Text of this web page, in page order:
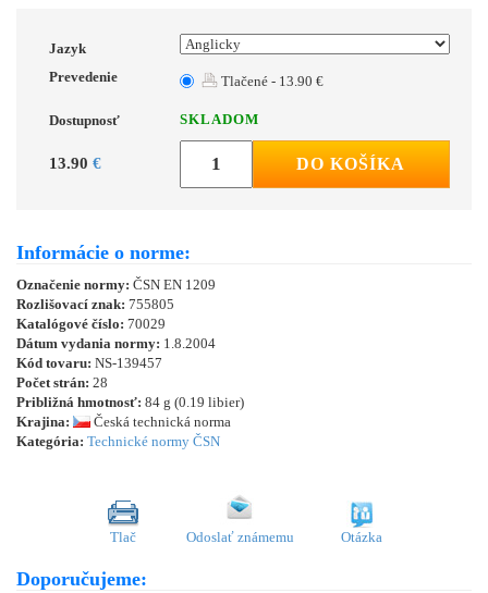
Jazyk
Prevedenie
Tlačené - 13.90 €
Dostupnosť SKLADOM
13.90 € DO KOŠÍKA
Informácie o norme:
Označenie normy: ČSN EN 1209
Rozlišovací znak: 755805
Katalógové číslo: 70029
Dátum vydania normy: 1.8.2004
Kód tovaru: NS-139457
Počet strán: 28
Približná hmotnosť: 84 g (0.19 libier)
Krajina:
Česká technická norma
Kategória: Technické normy ČSN
Tlač Odoslať známemu Otázka
Doporučujeme: